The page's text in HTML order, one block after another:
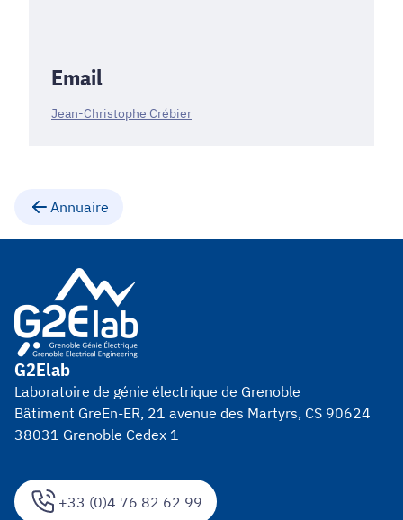
Email
Jean-Christophe Crébier
Annuaire
+33 (0)4 76 82 62 99
G2Elab
Laboratoire de génie électrique de Grenoble
Bâtiment GreEn-ER, 21 avenue des Martyrs, CS 90624
38031 Grenoble Cedex 1